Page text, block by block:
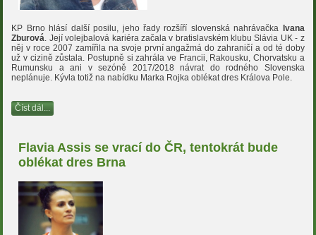
KP Brno hlásí další posilu, jeho řady rozšíří slovenská nahrávačka Ivana
Zburová . Její volejbalová kariéra začala v bratislavském klubu Slávia UK - z
něj v roce 2007 zamířila na svoje první angažmá do zahraničí a od té doby
už v cizině zůstala. Postupně si zahrála ve Francii, Rakousku, Chorvatsku a
Rumunsku a ani v sezóně 2017/2018 návrat do rodného Slovenska
neplánuje. Kývla totiž na nabídku Marka Rojka oblékat dres Králova Pole.
Číst dál...
Flavia Assis se vrací do ČR, tentokrát bude
oblékat dres Brna